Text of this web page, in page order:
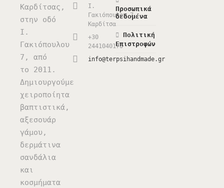
Καρδίτσας,
στην οδό
Ι.
Γακιόπουλου
7, από
το 2011.
Δημιουργούμε
χειροποίητα
βαπτιστικά,
αξεσουάρ
γάμου,
δερμάτινα
σανδάλια
και
κοσμήματα
Ι.
Γακιόπουλου 7,
Καρδίτσα
+30
2441040170
info@terpsihandmade.gr
Προσωπικά
δεδομένα
Πολιτική
Επιστροφών